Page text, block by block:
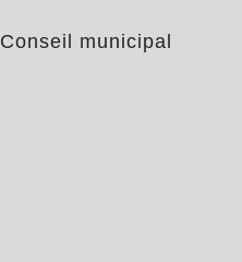
Conseil municipal